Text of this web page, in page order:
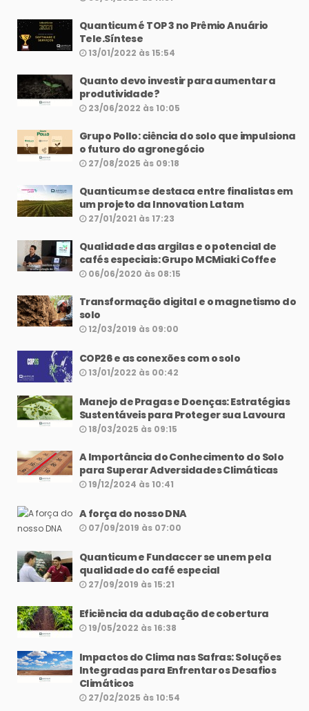
Quanticum é TOP 3 no Prêmio Anuário
Tele.Síntese
13/01/2022 às 15:54
Quanto devo investir para aumentar a
produtividade?
23/06/2022 às 10:05
Grupo Pollo: ciência do solo que impulsiona
o futuro do agronegócio
27/08/2025 às 09:18
Quanticum se destaca entre finalistas em
um projeto da Innovation Latam
27/01/2021 às 17:23
Qualidade das argilas e o potencial de
cafés especiais: Grupo MCMiaki Coffee
06/06/2020 às 08:15
Transformação digital e o magnetismo do
solo
12/03/2019 às 09:00
COP26 e as conexões com o solo
13/01/2022 às 00:42
Manejo de Pragas e Doenças: Estratégias
Sustentáveis para Proteger sua Lavoura
18/03/2025 às 09:15
A Importância do Conhecimento do Solo
para Superar Adversidades Climáticas
19/12/2024 às 10:41
A força do nosso DNA
07/09/2019 às 07:00
Quanticum e Fundaccer se unem pela
qualidade do café especial
27/09/2019 às 15:21
Eficiência da adubação de cobertura
19/05/2022 às 16:38
Impactos do Clima nas Safras: Soluções
Integradas para Enfrentar os Desafios
Climáticos
27/02/2025 às 10:54